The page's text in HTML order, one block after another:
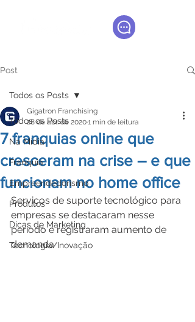
Post
Todos os Posts
Na Mídia
Franquia
Empreendedorismo
Produtos
Dicas de Marketing
Tecnologia/Inovação
Todos os Posts
7 franquias online que
cresceram na crise – e que
funcionam no home office
Gigatron Franchising
28 de abr. de 20201 min de leitura
Serviços de suporte tecnológico para
empresas se destacaram nesse
período e registraram aumento de
demanda